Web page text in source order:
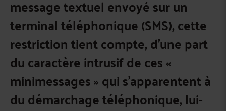
message textuel envoyé sur un
terminal téléphonique (SMS), cette
restriction tient compte, d’une part
du caractère intrusif de ces «
minimessages » qui s’apparentent à
du démarchage téléphonique, lui-